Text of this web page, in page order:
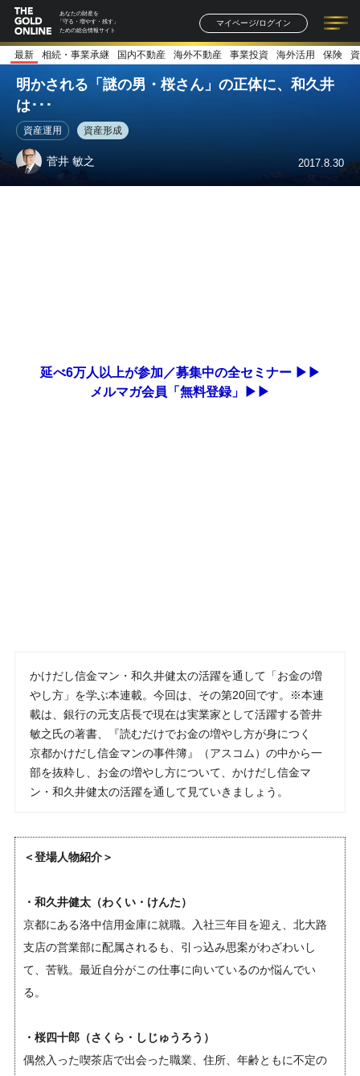
あなたの財産を
「守る・増やす・残す」
ための総合情報サイト
マイページ/ログイン
記事一覧 連載一覧
著者一覧 書籍一覧
最新 相続・事業承継 国内不動産 海外不動産 事業投資 海外活用 保険
明かされる「謎の男・桜さん」の正体に、和久井
は･･･
資産運用 資産形成
菅井 敏之 2017.8.30
延べ6万人以上が参加／募集中の全セミナー ▶▶
メルマガ会員「無料登録」▶▶
かけだし信金マン・和久井健太の活躍を通して「お金の増
やし方」を学ぶ本連載。今回は、その第20回です。※本連
載は、銀行の元支店長で現在は実業家として活躍する菅井
敏之氏の著書、『読むだけでお金の増やし方が身につく
京都かけだし信金マンの事件簿』（アスコム）の中から一
部を抜粋し、お金の増やし方について、かけだし信金マ
ン・和久井健太の活躍を通して見ていきましょう。
＜登場人物紹介＞
・和久井健太（わくい・けんた）
京都にある洛中信用金庫に就職。入社三年目を迎え、北大路
支店の営業部に配属されるも、引っ込み思案がわざわいし
て、苦戦。最近自分がこの仕事に向いているのか悩んでい
る。
・桜四十郎（さくら・しじゅうろう）
偶然入った喫茶店で出会った職業、住所、年齢ともに不定の